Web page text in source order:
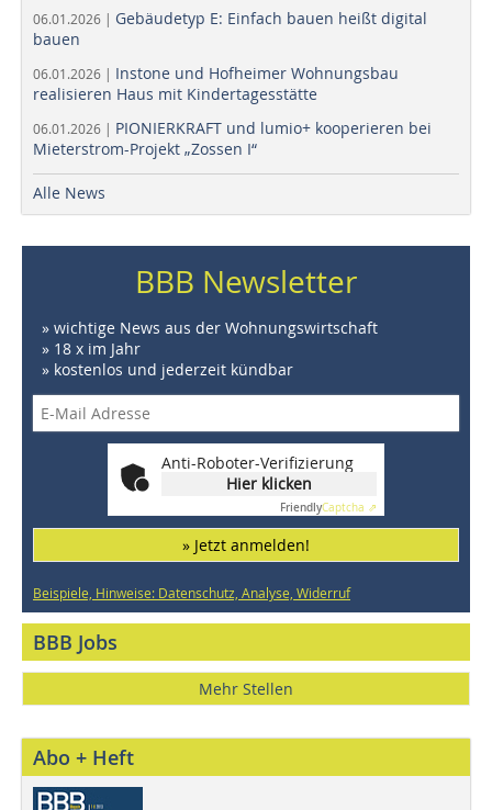
06.01.2026 | Gebäudetyp E: Einfach bauen heißt digital
bauen
06.01.2026 | Instone und Hofheimer Wohnungsbau
realisieren Haus mit Kindertagesstätte
06.01.2026 | PIONIERKRAFT und lumio+ kooperieren bei
Mieterstrom-Projekt „Zossen I“
Alle News
BBB Newsletter
» wichtige News aus der Wohnungswirtschaft
» 18 x im Jahr
» kostenlos und jederzeit kündbar
Anti-Roboter-Verifizierung
Hier klicken
FriendlyCaptcha ⇗
» Jetzt anmelden!
Beispiele, Hinweise: Datenschutz, Analyse, Widerruf
BBB Jobs
Mehr Stellen
Abo + Heft